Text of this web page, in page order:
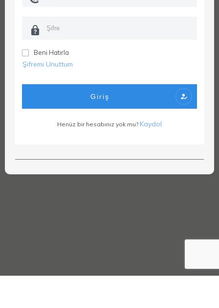
Beni Hatırla
Şifremi Unuttum
Giriş
Henüz bir hesabınız yok mu? Kaydol